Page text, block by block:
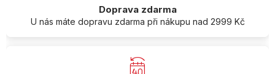
Doprava zdarma
U nás máte dopravu zdarma při nákupu nad 2999 Kč